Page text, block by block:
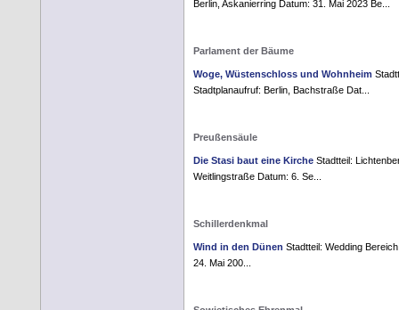
Berlin, Askanierring Datum: 31. Mai 2023 Be...
Parlament der Bäume
Woge, Wüstenschloss und Wohnheim
Stadtplanaufruf: Berlin, Bachstraße Dat...
Preußensäule
Die Stasi baut eine Kirche Stadtteil:
Weitlingstraße Datum: 6. Se...
Schillerdenkmal
Wind in den Dünen Stadtteil: Wedding
24. Mai 200...